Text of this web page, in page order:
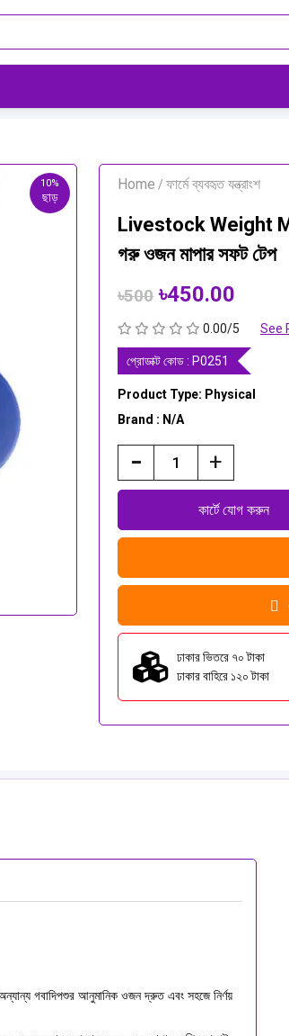
10%
ছাড়
Home / ফার্মে ব্যবহৃত যন্ত্রাংশ
Livestock Weight
গরু ওজন মাপার সফট টেপ
৳500 ৳450.00
0.00/5 See
প্রোডাক্ট কোড : P0251
Product Type: Physical
Brand : N/A
- +
ঢাকার ভিতরে ৭০ টাকা
ঢাকার বাহিরে ১২০ টাকা
গবাদিপশুর আনুমানিক ওজন দ্রুত এবং সহজে নির্ণয়